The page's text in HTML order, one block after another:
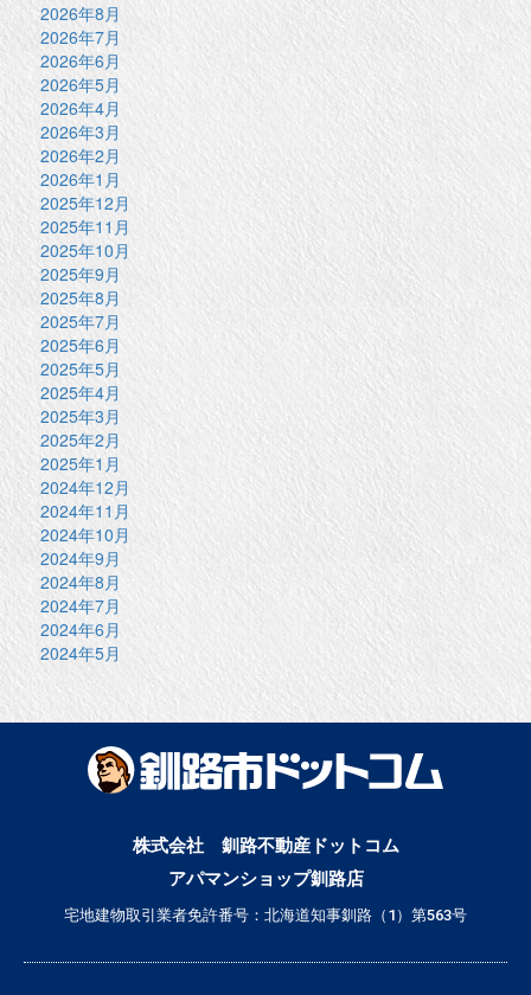
2026年8月
2026年7月
2026年6月
2026年5月
2026年4月
2026年3月
2026年2月
2026年1月
2025年12月
2025年11月
2025年10月
2025年9月
2025年8月
2025年7月
2025年6月
2025年5月
2025年4月
2025年3月
2025年2月
2025年1月
2024年12月
2024年11月
2024年10月
2024年9月
2024年8月
2024年7月
2024年6月
2024年5月
株式会社 釧路不動産ドットコム
アパマンショップ釧路店
宅地建物取引業者免許番号：北海道知事釧路（1）第563号